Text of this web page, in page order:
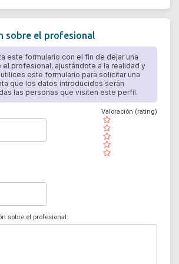
sobre el profesional
este formulario con el fin de dejar una
el profesional, ajustándote a la realidad y
este formulario para solicitar una
que los datos introducidos serán
las personas que visiten este perfil.
( )
( )
( )
( )
( )
Valoración (rating)
sobre el profesional: